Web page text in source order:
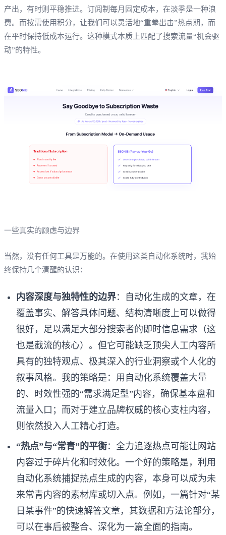
产出，有时则平稳推进。订阅制每月固定成本，在淡季是一种浪
费。而按需使用积分，让我们可以灵活地“重拳出击”热点期，而
在平时保持低成本运行。这种模式本质上匹配了搜索流量“机会驱
动”的特性。
一些真实的顾虑与边界
当然，没有任何工具是万能的。在使用这类自动化系统时，我始
终保持几个清醒的认识：
内容深度与独特性的边界：自动化生成的文章，在
覆盖事实、解答具体问题、结构清晰度上可以做得
很好，足以满足大部分搜索者的即时信息需求（这
也是截流的核心）。但它可能缺乏顶尖人工内容所
具有的独特观点、极其深入的行业洞察或个人化的
叙事风格。我的策略是：用自动化系统覆盖大量
的、时效性强的“需求满足型”内容，确保基本盘和
流量入口；而对于建立品牌权威的核心支柱内容，
则依然投入人工精心打造。
“热点”与“常青”的平衡：全力追逐热点可能让网站
内容过于碎片化和时效化。一个好的策略是，利用
自动化系统捕捉热点生成的内容，本身可以成为未
来常青内容的素材库或切入点。例如，一篇针对“某
日某事件”的快速解答文章，其数据和方法论部分，
可以在事后被整合、深化为一篇全面的指南。